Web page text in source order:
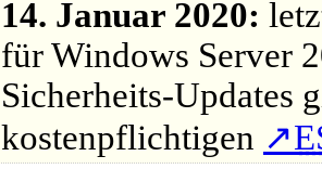
14. Januar 2020:
für Windows Server
Sicherheits-Updates
kostenpflichtigen ↗